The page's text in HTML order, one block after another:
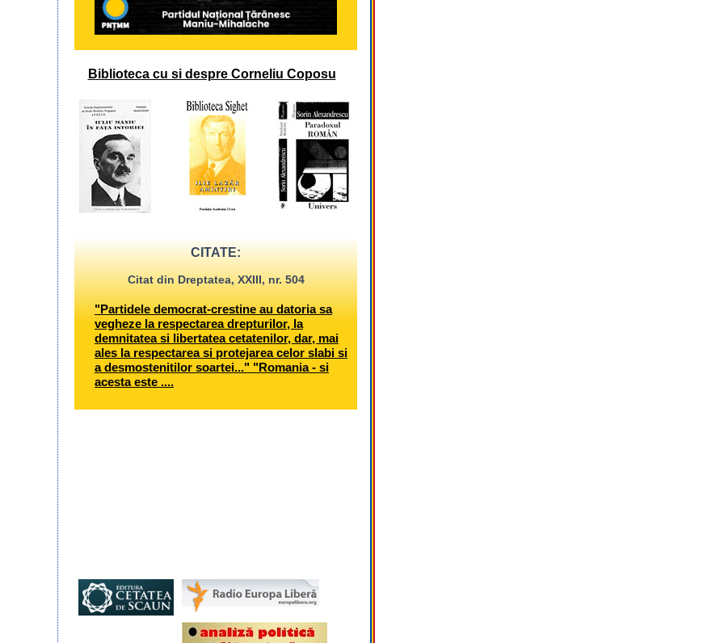
Biblioteca cu si despre Corneliu Coposu
CITATE:
Citat din Dreptatea, XXIII, nr. 504
"Partidele democrat-crestine au datoria sa
vegheze la respectarea drepturilor, la
demnitatea si libertatea cetatenilor, dar, mai
ales la respectarea si protejarea celor slabi si
a desmostenitilor soartei..." "Romania - si
acesta este ....